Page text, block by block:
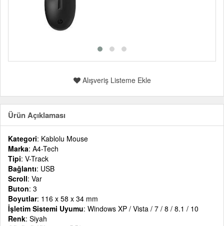
Alışveriş Listeme Ekle
Ürün Açıklaması
Kategori: Kablolu Mouse
Marka: A4-Tech
Tipi: V-Track
Bağlantı: USB
Scroll: Var
Buton: 3
Boyutlar: 116 x 58 x 34 mm
İşletim Sistemi Uyumu: Windows XP / Vista / 7 / 8 / 8.1 / 10
Renk: Siyah